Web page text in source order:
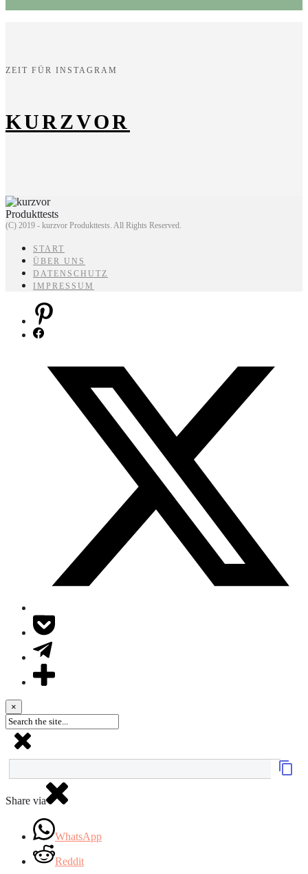
ZEIT FÜR INSTAGRAM
KURZVOR
(C) 2019 - kurzvor Produkttests. All Rights Reserved.
START
ÜBER UNS
DATENSCHUTZ
IMPRESSUM
×
Share via
WhatsApp
Reddit